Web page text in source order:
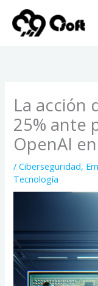
contenido
La acción
25% ante
OpenAI
/Ciberseguridad,
Tecnología